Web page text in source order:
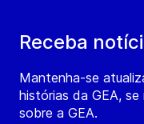
Receba
Mantenha-se
histórias da GEA,
sobre a GEA.